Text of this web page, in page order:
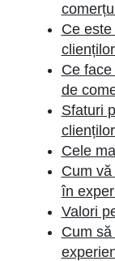
Ce
Ce
de
Sfaturi
Cele
Cum
în
Valori
Cum